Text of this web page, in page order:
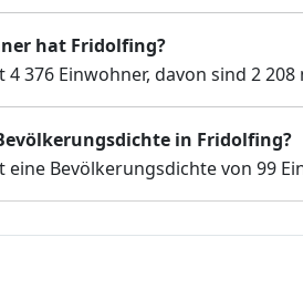
hat Fridolfing?
376 Einwohner, davon sind 2
in Fridolfing?
eine Bevölkerungsdichte von 99